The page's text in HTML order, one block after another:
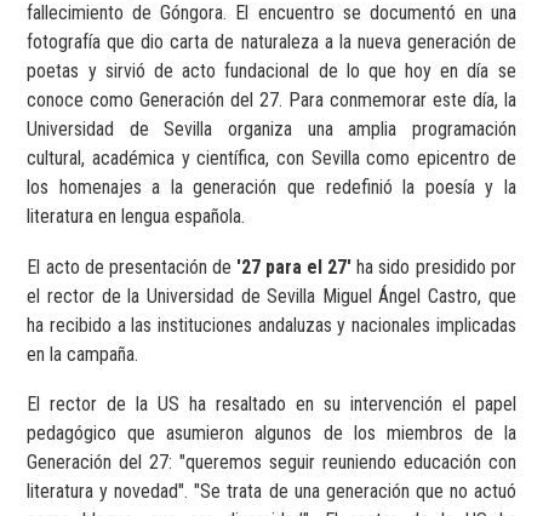
fallecimiento de Góngora. El encuentro se documentó en una
fotografía que dio carta de naturaleza a la nueva generación de
poetas y sirvió de acto fundacional de lo que hoy en día se
conoce como Generación del 27. Para conmemorar este día, la
Universidad de Sevilla organiza una amplia programación
cultural, académica y científica, con Sevilla como epicentro de
los homenajes a la generación que redefinió la poesía y la
literatura en lengua española.
El acto de presentación de '27 para el 27' ha sido presidido por
el rector de la Universidad de Sevilla Miguel Ángel Castro, que
ha recibido a las instituciones andaluzas y nacionales implicadas
en la campaña.
El rector de la US ha resaltado en su intervención el papel
pedagógico que asumieron algunos de los miembros de la
Generación del 27: "queremos seguir reuniendo educación con
literatura y novedad". "Se trata de una generación que no actuó